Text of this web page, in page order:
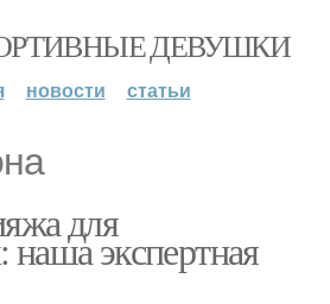
ДЕВУШКИ
новости статьи
для
экспертная